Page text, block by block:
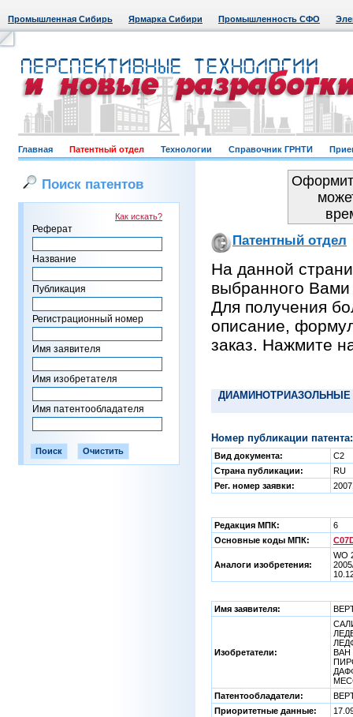
Промышленная Сибирь Ярмарка Сибири Промышленность СФО
Главная Патентный отдел Технологии Справочник ГРНТИ
Поиск патентов
Как искать?
Реферат
Название
Публикация
Регистрационный номер
Имя заявителя
Имя изобретателя
Имя патентообладателя
Патентный отдел
На данной
выбранного Вами
Для получения
описание,
заказ. Нажмите
ДИАМИНОТРИАЗОЛЬНЫЕ
Номер публикации
Вид документа:
C2
Страна публикации:
RU
Рег. номер заявки:
Редакция МПК:
6
Основные коды МПК:
Аналоги изобретения:
WO
Имя заявителя:
Изобретатели:
ВАН
Патентообладатели:
Приоритетные данные: